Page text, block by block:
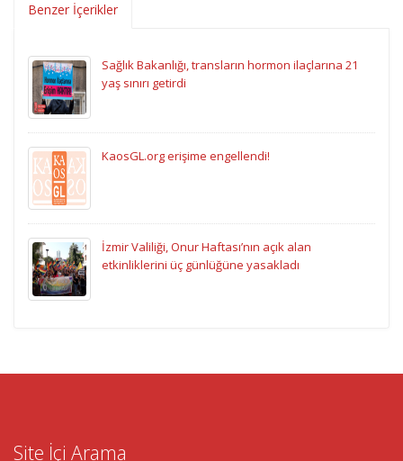
Benzer İçerikler
Sağlık Bakanlığı, transların hormon ilaçlarına 21
yaş sınırı getirdi
KaosGL.org erişime engellendi!
İzmir Valiliği, Onur Haftası’nın açık alan
etkinliklerini üç günlüğüne yasakladı
Site İçi Arama